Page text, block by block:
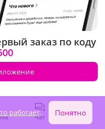
4.9 (103)
Композиция "Мисс
очарование с
12 530 ₽
Чат Войти
заказ по коду
работает. Понятно